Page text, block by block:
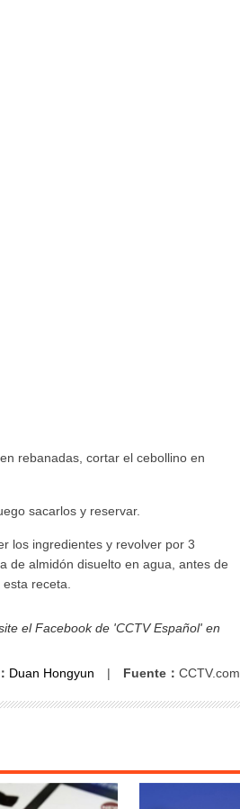
rebanadas, cortar el cebollino en
sacarlos y reservar.
ingredientes y revolver por 3
de almidón disuelto en agua, antes de
receta.
el Facebook de 'CCTV Español' en
Duan Hongyun | Fuente： CCTV.com